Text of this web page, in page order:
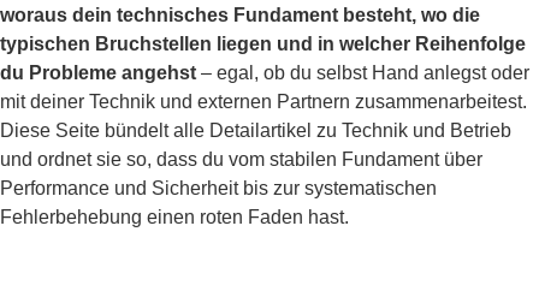
woraus dein technisches Fundament besteht, wo die
typischen Bruchstellen liegen und in welcher Reihenfolge
du Probleme angehst – egal, ob du selbst Hand anlegst oder
mit deiner Technik und externen Partnern zusammenarbeitest.
Diese Seite bündelt alle Detailartikel zu Technik und Betrieb
und ordnet sie so, dass du vom stabilen Fundament über
Performance und Sicherheit bis zur systematischen
Fehlerbehebung einen roten Faden hast.